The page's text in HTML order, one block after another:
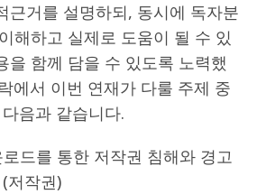
근거를 설명하되, 동시에 독자분
해하고 실제로 도움이 될 수 있
을 함께 담을 수 있도록 노력했
에서 이번 연재가 다룰 주제 중
음과 같습니다.
드를 통한 저작권 침해와 경고
저작권)